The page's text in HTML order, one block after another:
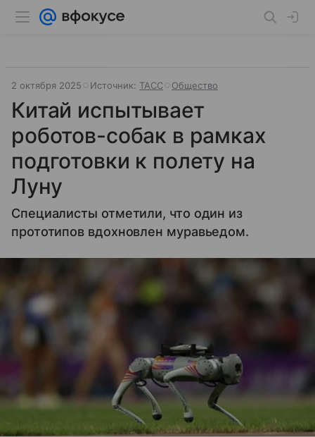
2 октября 2025 Источник: ТАСС Общество
Китай испытывает
роботов-собак в рамках
подготовки к полету на
Луну
Специалисты отметили, что один из
прототипов вдохновлен муравьедом.